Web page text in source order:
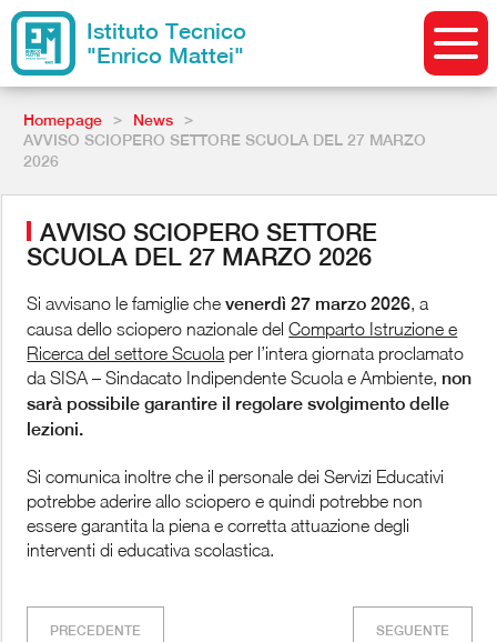
Istituto Tecnico
"Enrico Mattei"
Homepage > News
>
AVVISO SCIOPERO SETTORE SCUOLA DEL 27 MARZO
2026
AVVISO SCIOPERO SETTORE
SCUOLA DEL 27 MARZO 2026
Si avvisano le famiglie chevenerdì 27 marzo 2026, a
causa dello sciopero nazionale delComparto Istruzione e
Ricerca del settore Scuola per l’intera giornata proclamato
da SISA – Sindacato Indipendente Scuola e Ambiente, non
sarà possibile garantire il regolare svolgimento delle
lezioni.
Si comunica inoltre che il personale dei Servizi Educativi
potrebbe aderire allo sciopero e quindi potrebbe non
essere garantita la piena e corretta attuazione degli
interventi di educativa scolastica.
PRECEDENTE SEGUENTE